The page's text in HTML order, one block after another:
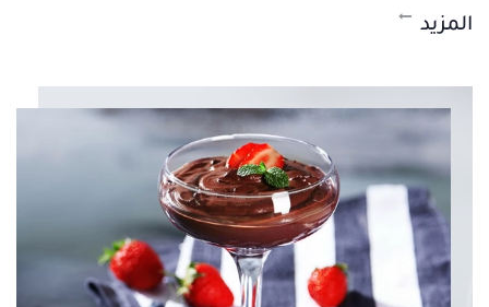
المزيد